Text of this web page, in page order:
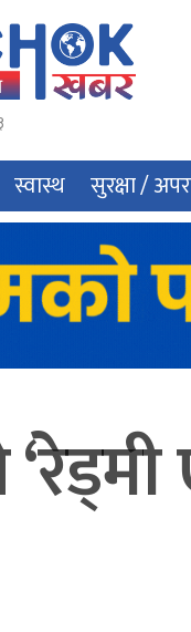
स्वास्थ सुरक्षा /